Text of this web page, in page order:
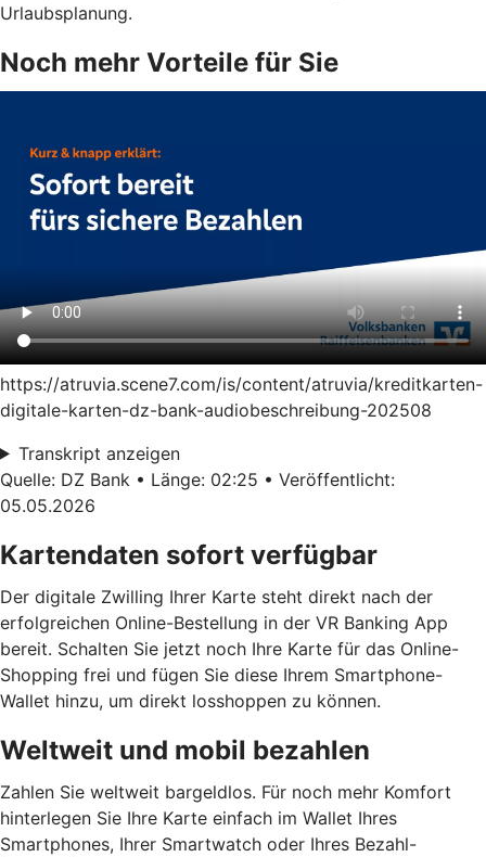
Urlaubsplanung.
Noch mehr Vorteile für Sie
https://atruvia.scene7.com/is/content/atruvia/kreditkarten-
digitale-karten-dz-bank-audiobeschreibung-202508
Transkript anzeigen
Quelle: DZ Bank • Länge: 02:25 • Veröffentlicht:
05.05.2026
Kartendaten sofort verfügbar
Der digitale Zwilling Ihrer Karte steht direkt nach der
erfolgreichen Online-Bestellung in der VR Banking App
bereit. Schalten Sie jetzt noch Ihre Karte für das Online-
Shopping frei und fügen Sie diese Ihrem Smartphone-
Wallet hinzu, um direkt losshoppen zu können.
Weltweit und mobil bezahlen
Zahlen Sie weltweit bargeldlos. Für noch mehr Komfort
hinterlegen Sie Ihre Karte einfach im Wallet Ihres
Smartphones, Ihrer Smartwatch oder Ihres Bezahl-